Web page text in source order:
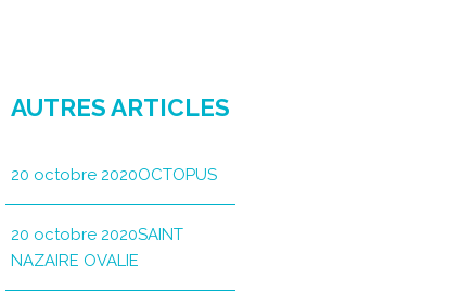
AUTRES ARTICLES
20 octobre 2020OCTOPUS
20 octobre 2020SAINT
NAZAIRE OVALIE